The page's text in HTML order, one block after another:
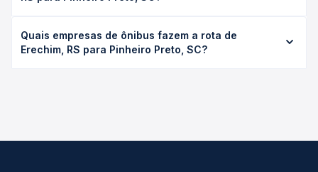
exata de cada opção na data desejada.
Pinheiro Preto, SC custa em média R$ 104,98 e varia
conforme a data da viagem, a empresa, o tipo de poltrona
Quais empresas de ônibus fazem a rota de
Erechim, RS para Pinheiro Preto, SC?